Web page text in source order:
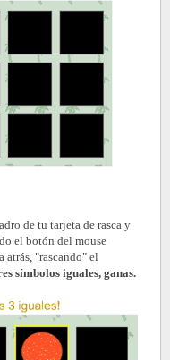
de tu tarjeta de rasca y
el botón del mouse
atrás, "rascando" el
símbolos iguales, ganas.